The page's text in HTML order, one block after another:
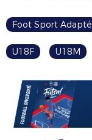
Foot Sport Adapté
U18F U18M